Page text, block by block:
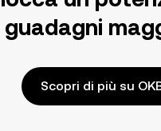
guadagni
Scopri di più su